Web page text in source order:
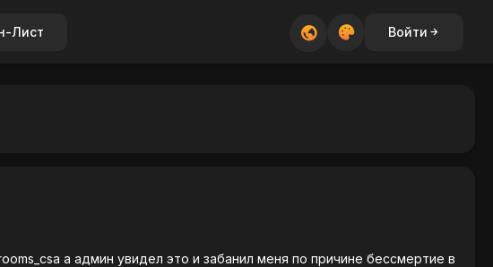
Лист Войти
а админ увидел это и забанил меня по причине бессмертие в